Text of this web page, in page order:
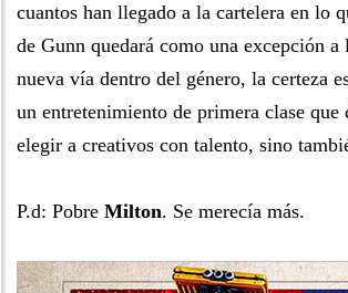
cuantos han llegado a la cartelera en lo
de Gunn quedará como una excepción
nueva vía dentro del género, la certeza
un entretenimiento de primera clase
elegir a creativos con talento, sino
P.d: Pobre Milton. Se merecía más.